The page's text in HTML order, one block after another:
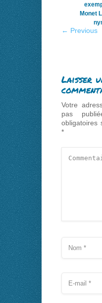
Monet
← Previous
Laisser
Votre
pas
obligatoires
*